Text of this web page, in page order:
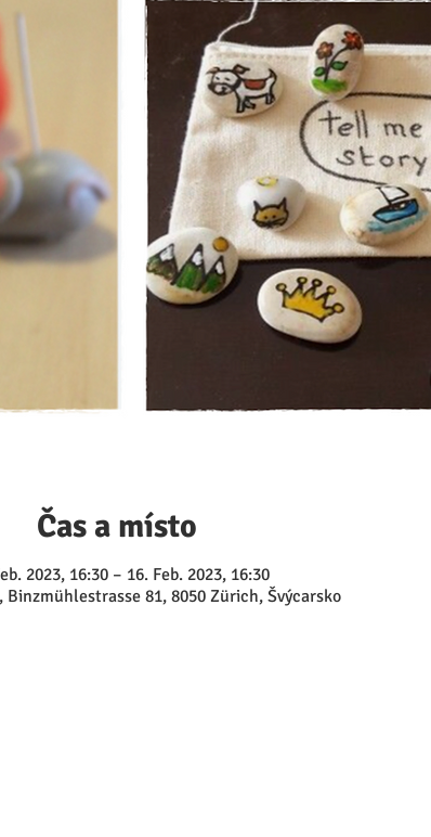
Čas a místo
2023, 16:30 – 16. Feb. 2023, 16:30
Binzmühlestrasse 81, 8050 Zürich, Švýcarsko